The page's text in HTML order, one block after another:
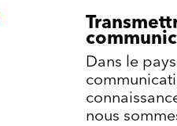
Dans le
nous